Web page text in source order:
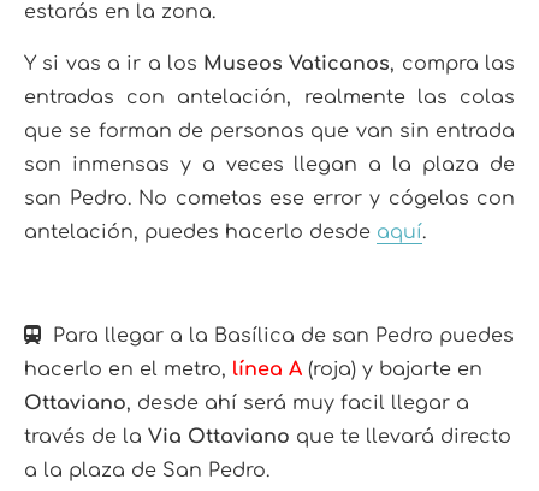
estarás en la zona.
Y si vas a ir a los Museos Vaticanos, compra las
entradas con antelación, realmente las colas
que se forman de personas que van sin entrada
son inmensas y a veces llegan a la plaza de
san Pedro. No cometas ese error y cógelas con
antelación, puedes hacerlo desde aquí.
Para llegar a la Basílica de san Pedro puedes
hacerlo en el metro, línea A (roja) y bajarte en
Ottaviano, desde ahí será muy facil llegar a
través de la Via Ottaviano que te llevará directo
a la plaza de San Pedro.